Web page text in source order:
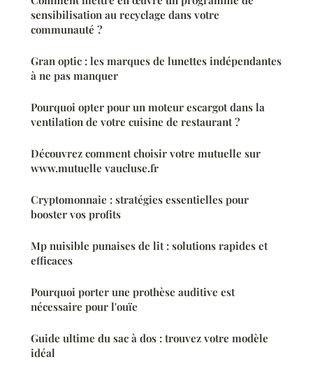
sensibilisation au recyclage dans votre
communauté ?
Gran optic : les marques de lunettes indépendantes
à ne pas manquer
Pourquoi opter pour un moteur escargot dans la
ventilation de votre cuisine de restaurant ?
Découvrez comment choisir votre mutuelle sur
www.mutuelle vaucluse.fr
Cryptomonnaie : stratégies essentielles pour
booster vos profits
Mp nuisible punaises de lit : solutions rapides et
efficaces
Pourquoi porter une prothèse auditive est
nécessaire pour l'ouïe
Guide ultime du sac à dos : trouvez votre modèle
idéal